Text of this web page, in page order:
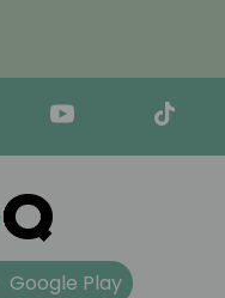
Google Play